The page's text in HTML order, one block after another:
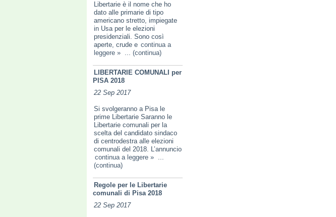
Libertarie è il nome che ho
dato alle primarie di tipo
americano stretto, impiegate
in Usa per le elezioni
presidenziali. Sono così
aperte, crude e continua a
leggere » ... (continua)
LIBERTARIE COMUNALI per
PISA 2018
22 Sep 2017
Si svolgeranno a Pisa le
prime Libertarie Saranno le
Libertarie comunali per la
scelta del candidato sindaco
di centrodestra alle elezioni
comunali del 2018. L’annuncio
continua a leggere » ...
(continua)
Regole per le Libertarie
comunali di Pisa 2018
22 Sep 2017